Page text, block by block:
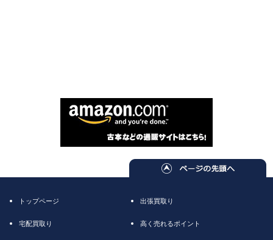
トップページ 出張買取り
宅配買取り 高く売れるポイント